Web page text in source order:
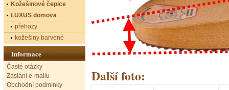
Další foto:
Kožešinové čepice
LUXUS domova
přehozy
kožešiny barvené
Informace
Časté otázky
Zaslání e-mailu
Obchodní podmínky